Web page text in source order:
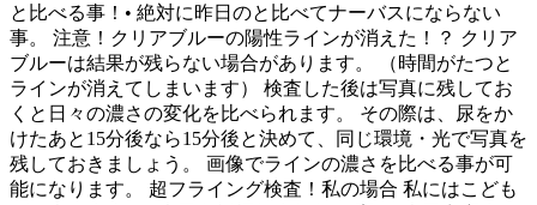
と比べる事！• 絶対に昨日のと比べてナーバスにならない
事。 注意！クリアブルーの陽性ラインが消えた！？ クリア
ブルーは結果が残らない場合があります。 （時間がたつと
ラインが消えてしまいます） 検査した後は写真に残してお
くと日々の濃さの変化を比べられます。 その際は、尿をか
けたあと15分後なら15分後と決めて、同じ環境・光で写真を
残しておきましょう。 画像でラインの濃さを比べる事が可
能になります。 超フライング検査！私の場合 私にはこども